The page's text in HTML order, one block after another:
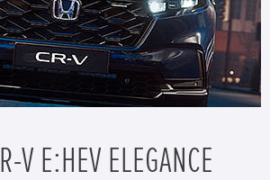
V E:HEV ELEGANCE